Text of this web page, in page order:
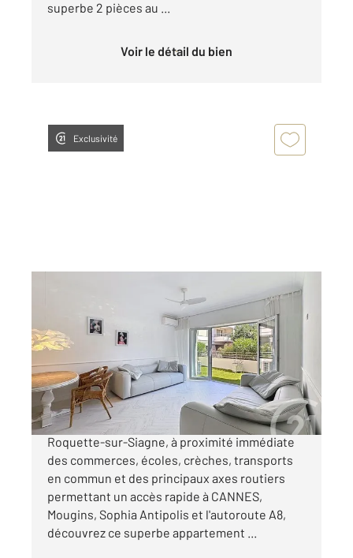
superbe 2 pièces au ...
Voir le détail du bien
Exclusivité
LA ROQUETTE SUR SIAGNE 06
, 2 pièces
Ref : 197
Appartement F2 à vendre
288 000 €
2 PIECES, PROCHE CANNES, GARAGE A La
Roquette-sur-Siagne, à proximité immédiate
des commerces, écoles, crèches, transports
en commun et des principaux axes routiers
permettant un accès rapide à CANNES,
Mougins, Sophia Antipolis et l'autoroute A8,
découvrez ce superbe appartement ...